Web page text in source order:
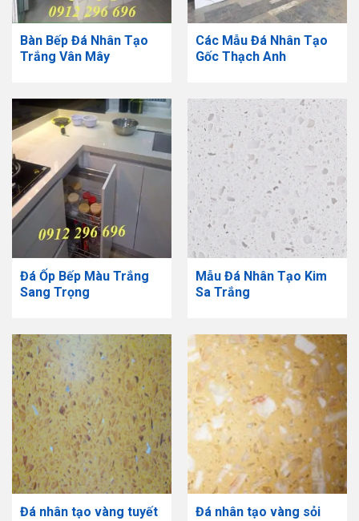
Bàn Bếp Đá Nhân Tạo
Trắng Vân Mây
Các Mẫu Đá Nhân Tạo
Gốc Thạch Anh
Đá Ốp Bếp Màu Trắng
Sang Trọng
​Mẫu Đá Nhân Tạo Kim
Sa Trắng
Đá nhân tạo vàng tuyết Đá nhân tạo vàng sỏi